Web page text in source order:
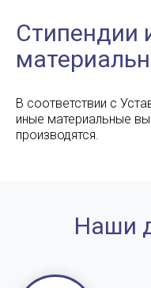
Стипендии
В соответствии с
иные материальные
производятся.
Наши